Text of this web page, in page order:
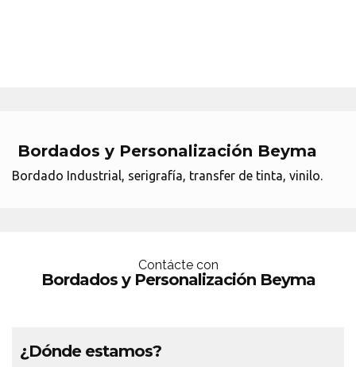
Bordados y Personalización Beyma
Bordado Industrial, serigrafía, transfer de tinta, vinilo.
Contácte con
Bordados y Personalización Beyma
¿Dónde estamos?